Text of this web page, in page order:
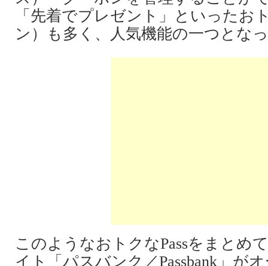
「先着でプレゼント」といったお
ン）も多く、人気機能の一つとな
このようなおトクなPassをまとめ
イト「パスバンク／Passbank」が